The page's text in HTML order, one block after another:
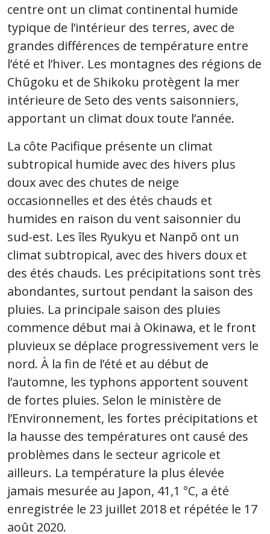
centre ont un climat continental humide
typique de l’intérieur des terres, avec de
grandes différences de température entre
l’été et l’hiver. Les montagnes des régions de
Chūgoku et de Shikoku protègent la mer
intérieure de Seto des vents saisonniers,
apportant un climat doux toute l’année.
La côte Pacifique présente un climat
subtropical humide avec des hivers plus
doux avec des chutes de neige
occasionnelles et des étés chauds et
humides en raison du vent saisonnier du
sud-est. Les îles Ryukyu et Nanpō ont un
climat subtropical, avec des hivers doux et
des étés chauds. Les précipitations sont très
abondantes, surtout pendant la saison des
pluies. La principale saison des pluies
commence début mai à Okinawa, et le front
pluvieux se déplace progressivement vers le
nord. À la fin de l’été et au début de
l’automne, les typhons apportent souvent
de fortes pluies. Selon le ministère de
l’Environnement, les fortes précipitations et
la hausse des températures ont causé des
problèmes dans le secteur agricole et
ailleurs. La température la plus élevée
jamais mesurée au Japon, 41,1 °C, a été
enregistrée le 23 juillet 2018 et répétée le 17
août 2020.